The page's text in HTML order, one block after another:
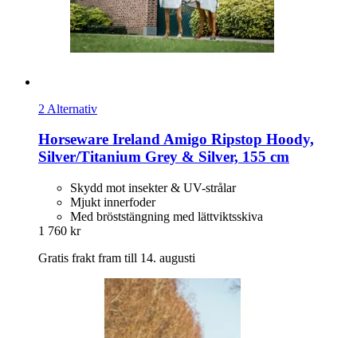
2 Alternativ
Horseware IrelandAmigo Ripstop Hoody,
Silver/Titanium Grey & Silver, 155 cm
Skydd mot insekter & UV-strålar
Mjukt innerfoder
Med bröststängning med lättviktsskiva
1 760 kr
Gratis frakt fram till 14. augusti